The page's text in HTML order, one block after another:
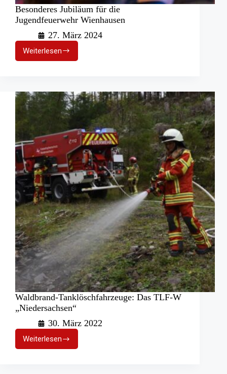
Besonderes Jubiläum für die
Jugendfeuerwehr Wienhausen
27. März 2024
WeiterlesenBesonderes
Jubiläum
Jugendfeuerwehr
Wienhausen
Waldbrand-Tanklöschfahrzeuge: Das TLF-W
„Niedersachsen“
30. März 2022
WeiterlesenWaldbrand-
Tanklöschfahrzeuge: